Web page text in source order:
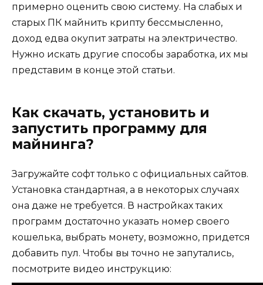
примерно оценить свою систему. На слабых и
старых ПК майнить крипту бессмысленно,
доход едва окупит затраты на электричество.
Нужно искать другие способы заработка, их мы
представим в конце этой статьи.
Как скачать, установить и
запустить программу для
майнинга?
Загружайте софт только с официальных сайтов.
Установка стандартная, а в некоторых случаях
она даже не требуется. В настройках таких
программ достаточно указать номер своего
кошелька, выбрать монету, возможно, придется
добавить пул. Чтобы вы точно не запутались,
посмотрите видео инструкцию: